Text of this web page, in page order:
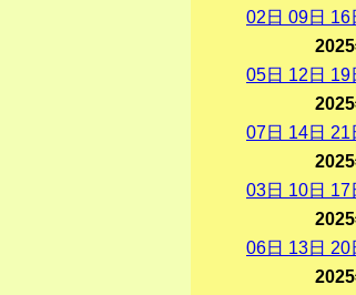
02 日 09日 16
05日 12 日 19
07日 14日 21
03日 10日 17
06日 13日 20